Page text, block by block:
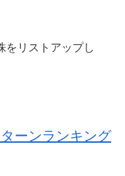
をリストアップし
ーンランキング